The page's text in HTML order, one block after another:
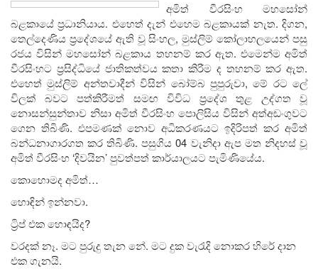
අමිත් වීරසිංහ මහසෝන්
බළකායේ ප‍්‍රධානියාය. එහෙත් දැන් එහෙම බළකායක් නැත. දිගන,
තෙල්දෙණිය ප‍්‍රදේශයේ ඇති වූ සිංහල, මුස්ලිම් කෝලාහලයෙන් පසු
රජය විසින් මහසෝන් බළකාය තහනම් කර ඇත. එමෙන්ම අමිත්
වීරසිංහට ප‍්‍රසිද්ධියේ ජාතිකත්වය කතා කිරීම ද තහනම් කර ඇත.
එහෙත් මුස්ලිම් අන්තවාදීන් විසින් බෝම්බ පුපුරුවා, මේ රට ලේ
විලක් බවට පත්කිරීමත් සමඟ විවිධ ප‍්‍රදේශ තුළ උද්ගත වූ
නොසන්සුන්තාව නිසා අමිත් වීරසිංහ පොලිසිය විසින් අත්අඩංගුවට
ගෙන තිබිණි. එපමණක් නොව අධිකරණයට ඉදිරිපත් කර අමිත්
බන්ධනාගාරගත කර තිබිණි. පසුගිය 04 වැනිදා ඇප මත නිදහස් වූ
අමිත් වීරසිංහ ‘දිවයින’ පුවත්පත් කාර්යාලයට පැමිණියේය.
කොහොමද අමිත්…
හොඳින් ඉන්නවා.
ට්‍රිප් එක හොඳයිද?
වරදක් නෑ. මට පුරුදු තැන නේ. මට දුක වැරැදි නොකර හිරේ දාන
එක ගැනයි.